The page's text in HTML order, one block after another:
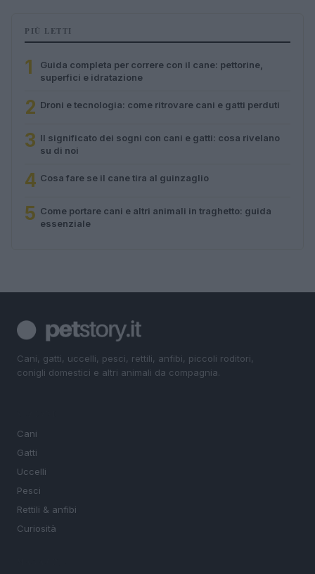
PIÙ LETTI
1
Guida completa per correre con il cane: pettorine,
superfici e idratazione
2 Droni e tecnologia: come ritrovare cani e gatti perduti
3 Il significato dei sogni con cani e gatti: cosa rivelano
su di noi
4 Cosa fare se il cane tira al guinzaglio
5 Come portare cani e altri animali in traghetto: guida
essenziale
Cani, gatti, uccelli, pesci, rettili, anfibi, piccoli roditori,
conigli domestici e altri animali da compagnia.
Cani
Gatti
Uccelli
Pesci
Rettili & anfibi
Curiosità